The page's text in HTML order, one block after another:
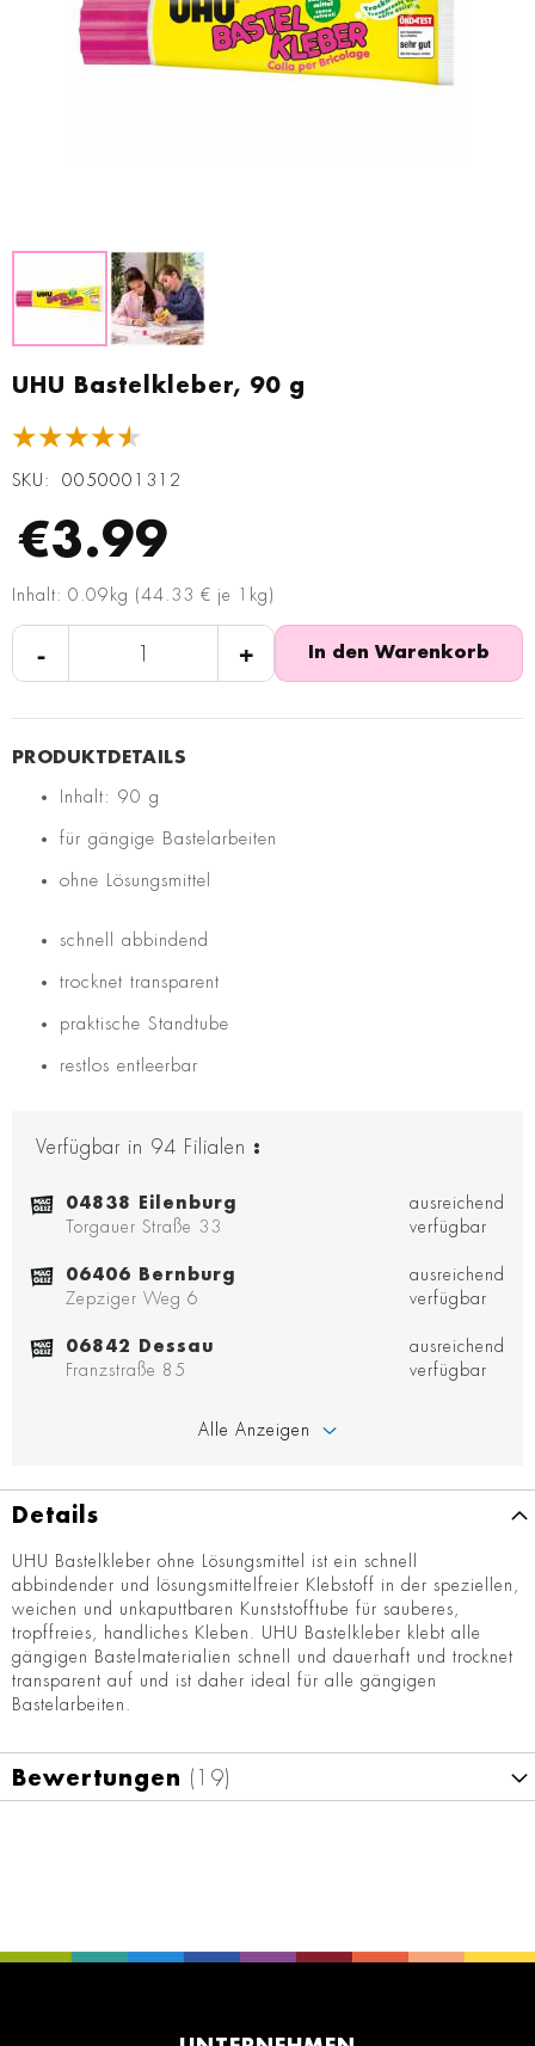
UHU Bastelkleber, 90 g
★★★★★
SKU 0050001312
€3.99
Inhalt: 0.09kg (44.33 € je 1kg)
- + In den Warenkorb
Inhalt: 90 g
für gängige Bastelarbeiten
ohne Lösungsmittel
schnell abbindend
trocknet transparent
praktische Standtube
restlos entleerbar
Verfügbar in 94 Filialen :
04838 Eilenburg
Torgauer Straße 33
ausreichend
verfügbar
06406 Bernburg
Zepziger Weg 6
ausreichend
verfügbar
06842 Dessau
Franzstraße 85
ausreichend
verfügbar
Alle Anzeigen
Anfang
Bildgalerie
Details
UHU Bastelkleber ohne Lösungsmittel ist ein schnell
abbindender und lösungsmittelfreier Klebstoff in der speziellen,
weichen und unkaputtbaren Kunststofftube für sauberes,
tropffreies, handliches Kleben. UHU Bastelkleber klebt alle
gängigen Bastelmaterialien schnell und dauerhaft und trocknet
transparent auf und ist daher ideal für alle gängigen
Bastelarbeiten.
Bewertungen 19